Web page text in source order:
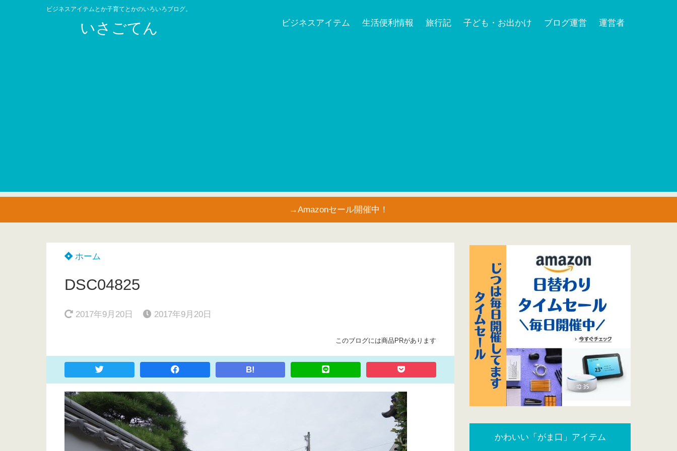
ビジネスアイテムとか子育てとかのいろいろブログ。
いさごてん ビジネスアイテム 生活便利情報 旅行記 子ども・お出かけ ブログ運営 運営者
→Amazonセール開催中！
ホーム
DSC04825
2017年9月20日 2017年9月20日
このブログには商品PRがあります
B!
かわいい「がま口」アイテム